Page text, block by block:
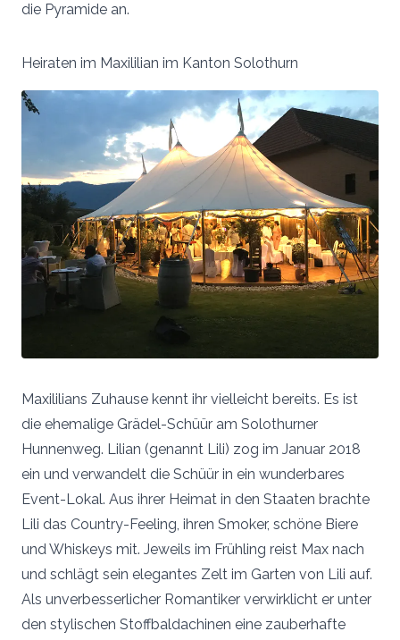
die Pyramide an.
Heiraten im Maxililian im Kanton Solothurn
Maxililians Zuhause kennt ihr vielleicht bereits. Es ist
die ehemalige Grädel-Schüür am Solothurner
Hunnenweg. Lilian (genannt Lili) zog im Januar 2018
ein und verwandelt die Schüür in ein wunderbares
Event-Lokal. Aus ihrer Heimat in den Staaten brachte
Lili das Country-Feeling, ihren Smoker, schöne Biere
und Whiskeys mit. Jeweils im Frühling reist Max nach
und schlägt sein elegantes Zelt im Garten von Lili auf.
Als unverbesserlicher Romantiker verwirklicht er unter
den stylischen Stoffbaldachinen eine zauberhafte